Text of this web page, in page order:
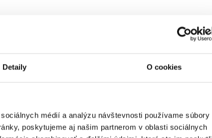
Detaily O cookies
médií a analýzu návštevnosti používame súbory
poskytujeme aj našim partnerom v oblasti sociálnych